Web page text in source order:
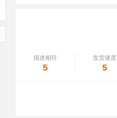
描述相符
5
发货速度
5